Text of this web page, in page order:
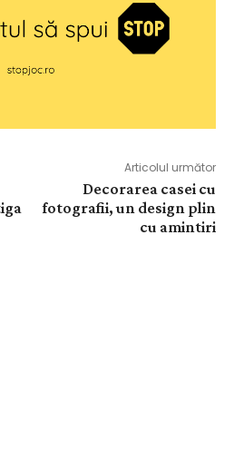
Articolul următor
Decorarea casei cu
fotografii, un design plin
cu amintiri